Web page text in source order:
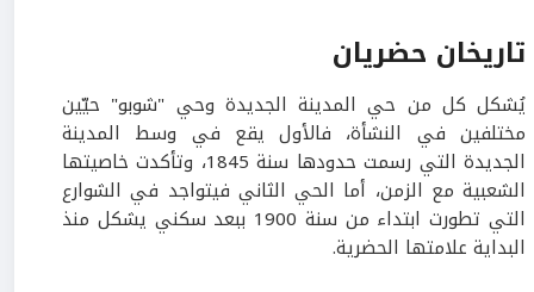
تاريخان حضريان
يُشكل كل من حي المدينة الجديدة وحي "شوبو" حيّين
مختلفين في النشأة، فالأول يقع في وسط المدينة
الجديدة التي رسمت حدودها سنة 1845، وتأكدت خاصيتها
الشعبية مع الزمن، أما الحي الثاني فيتواجد في الشوارع
التي تطورت ابتداء من سنة 1900 ببعد سكني يشكل منذ
البداية علامتها الحضرية.